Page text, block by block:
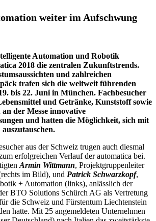
weiter im Aufschwung
Automation und Robotik
2018 die zentralen Zukunftstrends.
und zahlreichen
trafen sich die weltweit führenden
bis 22. Juni in München. Fachbesucher
und Getränke, Kunststoff sowie
der Messe innovative
und hatten die Möglichkeit, sich mit
aus der Schweiz trugen auch diesmal
erfolgreichen Verlauf der automatica bei.
Armin Wittmann, Projektgruppenleiter
im Bild), und Patrick Schwarzkopf,
+ Automation (links), anlässlich der
BTO Solutions Schürch AG als Vertretung
die Schweiz und Fürstentum Liechtenstein
hatte. Mit 25 angemeldeten Unternehmen